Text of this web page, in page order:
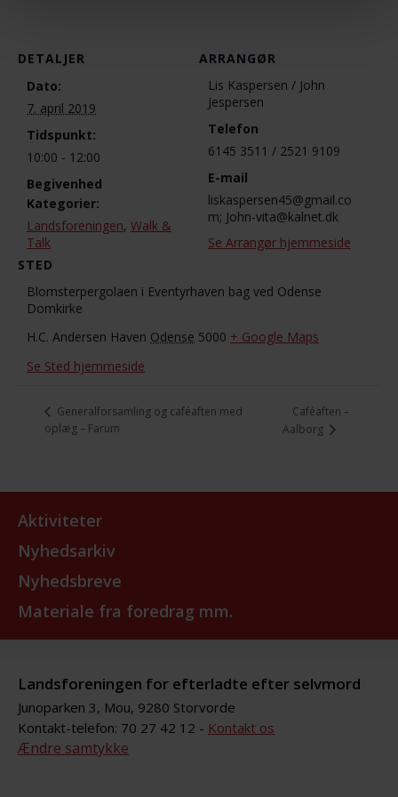
DETALJER
Dato:
7. april 2019
Tidspunkt:
10:00 - 12:00
Begivenhed
Kategorier:
Landsforeningen, Walk &
Talk
STED
Blomsterpergolaen i Eventyrhaven bag ved Odense
Domkirke
H.C. Andersen Haven Odense 5000 + Google Maps
Se Sted hjemmeside
ARRANGØR
Lis Kaspersen / John
Jespersen
Telefon
6145 3511 / 2521 9109
E-mail
liskaspersen45@gmail.co
m; John-vita@kalnet.dk
Se Arrangør hjemmeside
Generalforsamling og caféaften med
oplæg – Farum
Caféaften –
Aalborg
Aktiviteter
Nyhedsarkiv
Nyhedsbreve
Materiale fra foredrag mm.
Landsforeningen for efterladte efter selvmord
Junoparken 3, Mou, 9280 Storvorde
Kontakt-telefon: 70 27 42 12 - Kontakt os
Ændre samtykke